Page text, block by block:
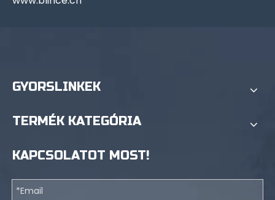
GYORSLINKEK
TERMÉK KATEGÓRIA
KAPCSOLATOT MOST!